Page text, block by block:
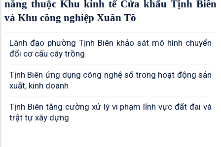
năng thuộc Khu kinh tế Cửa khẩu Tịnh Biên
và Khu công nghiệp Xuân Tô
Lãnh đạo phường Tịnh Biên khảo sát mô hình chuyển
đổi cơ cấu cây trồng
Tịnh Biên ứng dụng công nghệ số trong hoạt động sản
xuất, kinh doanh
Tịnh Biên tăng cường xử lý vi phạm lĩnh vực đất đai và
trật tự xây dựng